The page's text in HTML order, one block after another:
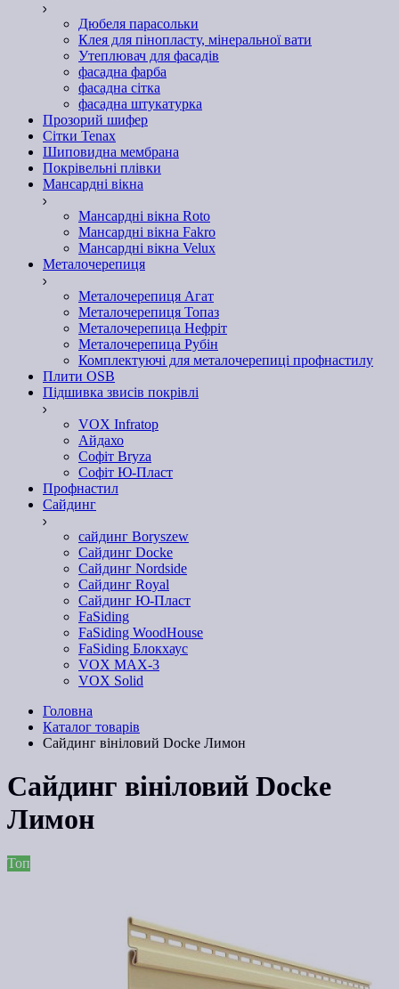
Дюбеля парасольки
Клея для пінопласту, мінеральної вати
Утеплювач для фасадів
фасадна фарба
фасадна сітка
фасадна штукатурка
Прозорий шифер
Сітки Tenax
Шиповидна мембрана
Покрівельні плівки
Мансардні вікна
Мансардні вікна Roto
Мансардні вікна Fakro
Мансардні вікна Velux
Металочерепиця
Металочерепиця Агат
Металочерепиця Топаз
Металочерепица Нефріт
Металочерепица Рубін
Комплектуючі для металочерепиці профнастилу
Плити OSB
Підшивка звисів покрівлі
VOX Infratop
Айдахо
Софiт Bryza
Софiт Ю-Пласт
Профнастил
Сайдинг
сайдинг Boryszew
Сайдинг Docke
Сайдинг Nordside
Сайдинг Royal
Сайдинг Ю-Пласт
FaSiding
FaSiding WoodHouse
FaSiding Блокхаус
VOX MAX-3
VOX Solid
Головна
Каталог товарів
Сайдинг вініловий Docke Лимон
Сайдинг вініловий Docke
Лимон
Топ